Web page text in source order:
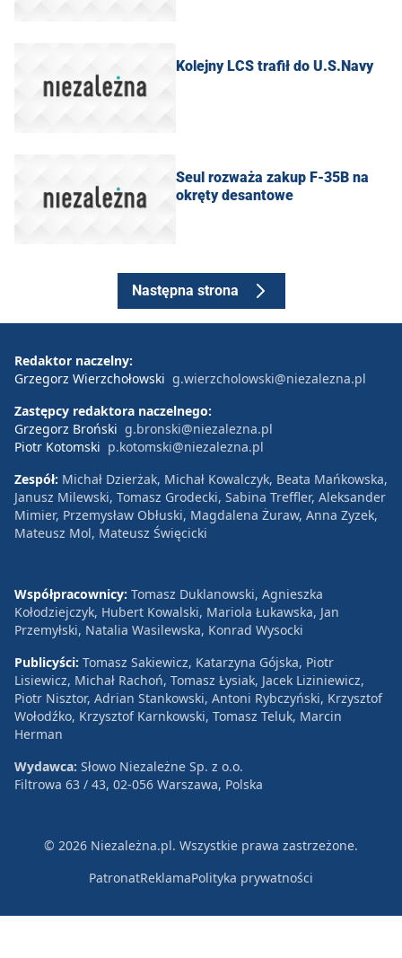
Kolejny LCS trafił do U.S.Navy
Seul rozważa zakup F-35B na
okręty desantowe
Następna strona
Redaktor naczelny:
Grzegorz Wierzchołowski g.wierzcholowski@niezalezna.pl
Zastępcy redaktora naczelnego:
Grzegorz Broński g.bronski@niezalezna.pl
Piotr Kotomski p.kotomski@niezalezna.pl
Zespół: Michał Dzierżak, Michał Kowalczyk, Beata Mańkowska,
Janusz Milewski, Tomasz Grodecki, Sabina Treffler, Aleksander
Mimier, Przemysław Obłuski, Magdalena Żuraw, Anna Zyzek,
Mateusz Mol, Mateusz Święcicki
Współpracownicy: Tomasz Duklanowski, Agnieszka
Kołodziejczyk, Hubert Kowalski, Mariola Łukawska, Jan
Przemyłski, Natalia Wasilewska, Konrad Wysocki
Publicyści: Tomasz Sakiewicz, Katarzyna Gójska, Piotr
Lisiewicz, Michał Rachoń, Tomasz Łysiak, Jacek Liziniewicz,
Piotr Nisztor, Adrian Stankowski, Antoni Rybczyński, Krzysztof
Wołodźko, Krzysztof Karnkowski, Tomasz Teluk, Marcin
Herman
Wydawca: Słowo Niezależne Sp. z o.o.
Filtrowa 63 / 43, 02-056 Warszawa, Polska
© 2026 Niezależna.pl. Wszystkie prawa zastrzeżone.
PatronatReklamaPolityka prywatności